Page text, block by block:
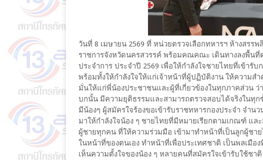
วันที่ 8 เมษายน 2569 ที่ หน่วยตรวจเลือกทหารฯ ห้างสรร
ราชการจังหวัดนครสวรรค์ พร้อมคณคณะ เดินทางลงพื้นที่
ประจำการ ประจำปี 2569 เพื่อให้กำลังใจชายไทยที่เข้ารั
พร้อมทั้งให้กำลังใจให้แก่เจ้าหน้าที่ผู้ปฏิบัติงาน ให้ความส
มั่นให้แก่พี่น้องประชาชนและผู้ที่เกี่ยวข้องในทุกภาคส่วน ว่
บกนั้น มีความยุติธรรมและสามารถตรวจสอบได้จริงในทุ
มีน้องๆ ผู้สมัครใจร้องขอเข้ารับราชทหารกองประจำ จำน
มาให้กำลังใจน้อง ๆ ชายไทยที่มีหมายเรียกตามเกณฑ์ แ
ผู้ชายทุกคน ที่ให้ความร่วมมือ เข้ามาทำหน้าที่เป็นลูกผู้ช
ในหน้าที่ของตนเอง ทำหน้าที่เพื่อประเทศชาติ เป็นพลเมื
เห็นความตั้งใจของน้อง ๆ หลายคนที่สมัครใจเข้ารับใช้ช